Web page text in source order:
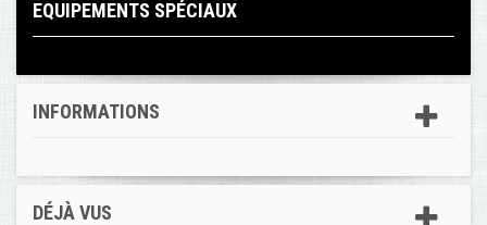
MENTIONS LÉGALES
EQUIPEMENTS SPÉCIAUX
INFORMATIONS
DÉJÀ VUS